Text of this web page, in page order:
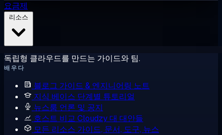
요금제
독립형 클라우드를 만드는 가이드와 팀.
배우다
블로그 가이드 & 엔지니어링 노트
지식 베이스 단계별 튜토리얼
뉴스룸 언론 및 공지
호스트 비교 Cloudzy 대 대안들
모든 리소스 가이드, 문서, 도구, 뉴스